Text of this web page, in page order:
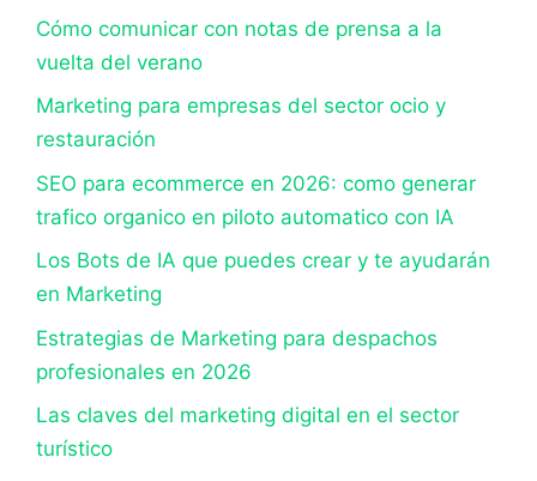
Cómo comunicar con notas de prensa a la
vuelta del verano
Marketing para empresas del sector ocio y
restauración
SEO para ecommerce en 2026: como generar
trafico organico en piloto automatico con IA
Los Bots de IA que puedes crear y te ayudarán
en Marketing
Estrategias de Marketing para despachos
profesionales en 2026
Las claves del marketing digital en el sector
turístico